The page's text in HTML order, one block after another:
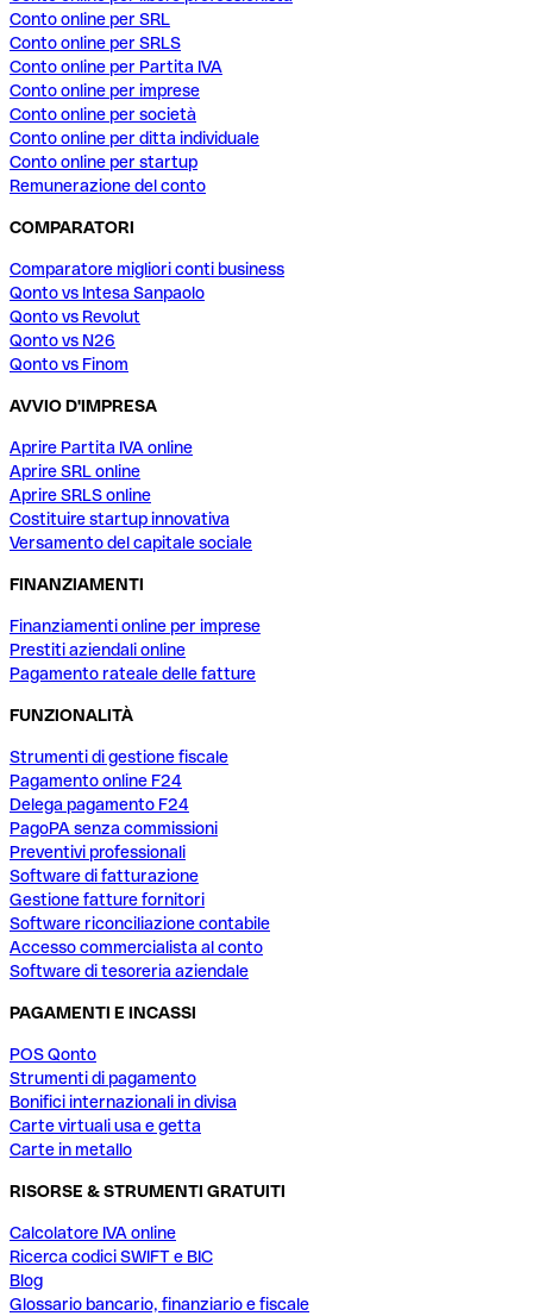
Conto online per SRL
Conto online per SRLS
Conto online per Partita IVA
Conto online per imprese
Conto online per società
Conto online per ditta individuale
Conto online per startup
Remunerazione del conto
COMPARATORI
Comparatore migliori conti business
Qonto vs Intesa Sanpaolo
Qonto vs Revolut
Qonto vs N26
Qonto vs Finom
AVVIO D'IMPRESA
Aprire Partita IVA online
Aprire SRL online
Aprire SRLS online
Costituire startup innovativa
Versamento del capitale sociale
FINANZIAMENTI
Finanziamenti online per imprese
Prestiti aziendali online
Pagamento rateale delle fatture
FUNZIONALITÀ
Strumenti di gestione fiscale
Pagamento online F24
Delega pagamento F24
PagoPA senza commissioni
Preventivi professionali
Software di fatturazione
Gestione fatture fornitori
Software riconciliazione contabile
Accesso commercialista al conto
Software di tesoreria aziendale
PAGAMENTI E INCASSI
POS Qonto
Strumenti di pagamento
Bonifici internazionali in divisa
Carte virtuali usa e getta
Carte in metallo
RISORSE & STRUMENTI GRATUITI
Calcolatore IVA online
Ricerca codici SWIFT e BIC
Blog
Glossario bancario, finanziario e fiscale